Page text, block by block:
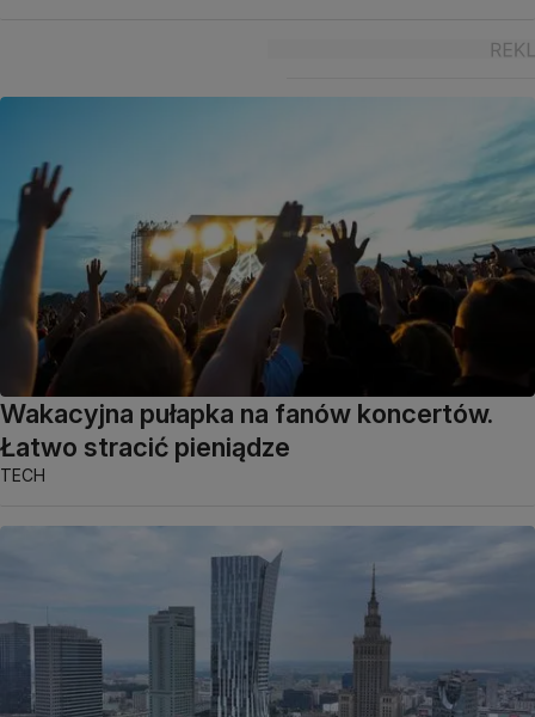
Wakacyjna pułapka na fanów koncertów.
Łatwo stracić pieniądze
TECH